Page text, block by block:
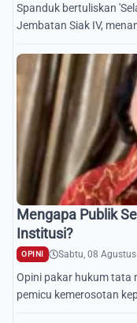
Spanduk bertuliskan
Jembatan Siak IV,
Mengapa Publik
Institusi?
OPINI Sabtu, 08
Opini pakar hukum tata
pemicu kemerosotan